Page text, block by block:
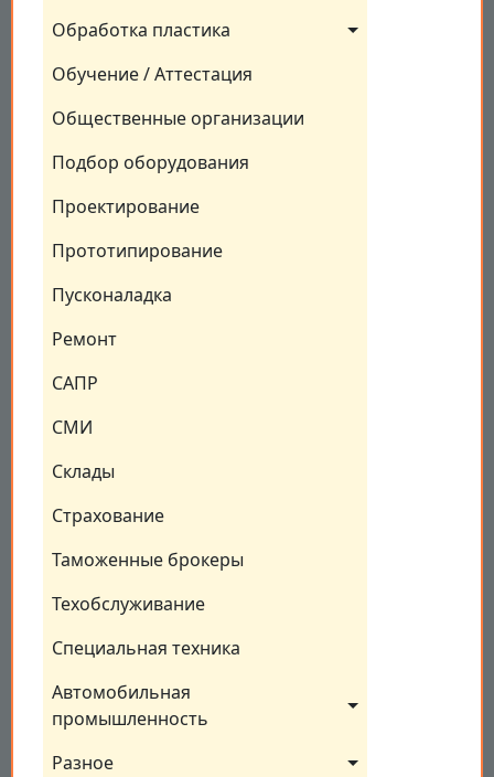
Обработка пластика
Обучение / Аттестация
Общественные организации
Подбор оборудования
Проектирование
Прототипирование
Пусконаладка
Ремонт
САПР
СМИ
Склады
Страхование
Таможенные брокеры
Техобслуживание
Специальная техника
Автомобильная
промышленность
Разное